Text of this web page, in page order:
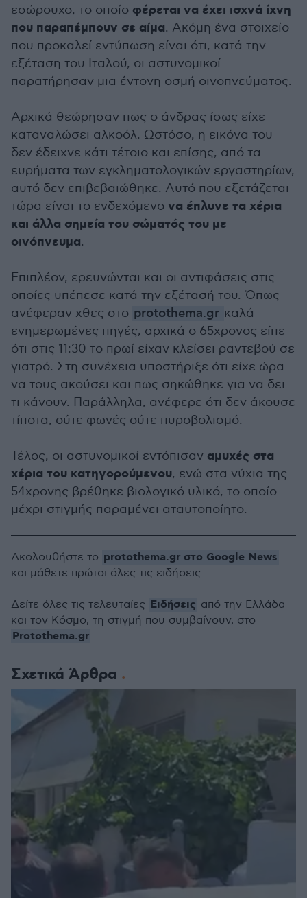
εσώρουχο, το οποίο φέρεται να έχει ισχνά ίχνη
που παραπέμπουν σε αίμα. Ακόμη ένα στοιχείο
που προκαλεί εντύπωση είναι ότι, κατά την
εξέταση του Ιταλού, οι αστυνομικοί
παρατήρησαν μια έντονη οσμή οινοπνεύματος.
Αρχικά θεώρησαν πως ο άνδρας ίσως είχε
καταναλώσει αλκοόλ. Ωστόσο, η εικόνα του
δεν έδειχνε κάτι τέτοιο και επίσης, από τα
ευρήματα των εγκληματολογικών εργαστηρίων,
αυτό δεν επιβεβαιώθηκε. Αυτό που εξετάζεται
τώρα είναι το ενδεχόμενο να έπλυνε τα χέρια
και άλλα σημεία του σώματός του με
οινόπνευμα.
Επιπλέον, ερευνώνται και οι αντιφάσεις στις
οποίες υπέπεσε κατά την εξέτασή του. Όπως
ανέφεραν χθες στο protothema.gr καλά
ενημερωμένες πηγές, αρχικά ο 65χρονος είπε
ότι στις 11:30 το πρωί είχαν κλείσει ραντεβού σε
γιατρό. Στη συνέχεια υποστήριξε ότι είχε ώρα
να τους ακούσει και πως σηκώθηκε για να δει
τι κάνουν. Παράλληλα, ανέφερε ότι δεν άκουσε
τίποτα, ούτε φωνές ούτε πυροβολισμό.
Τέλος, οι αστυνομικοί εντόπισαν αμυχές στα
χέρια του κατηγορούμενου, ενώ στα νύχια της
54χρονης βρέθηκε βιολογικό υλικό, το οποίο
μέχρι στιγμής παραμένει αταυτοποίητο.
Σχετικά Άρθρα
Ακολουθήστε το protothema.gr στο Google News
και μάθετε πρώτοι όλες τις ειδήσεις
Δείτε όλες τις τελευταίες Ειδήσεις από την Ελλάδα
και τον Κόσμο, τη στιγμή που συμβαίνουν, στο
Protothema.gr